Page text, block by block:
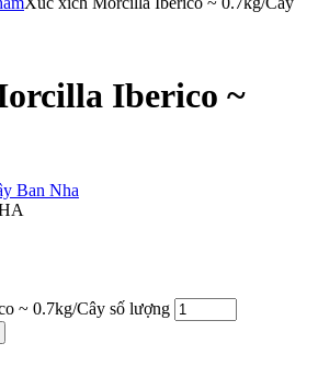
Iberico ~
Ban Nha
~ 0.7kg/Cây số lượng